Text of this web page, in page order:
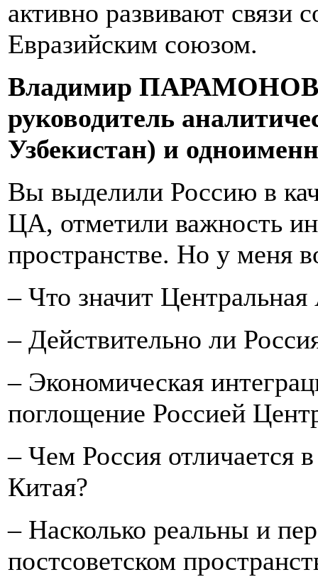
активно развивают связи
Евразийским союзом.
Владимир ПАРАМОНОВ,
руководитель
Узбекистан) и
Вы выделили Россию в
ЦА, отметили важность
пространстве. Но у меня
– Что значит
– Действительно ли
– Экономическая
поглощение Россией
– Чем Россия отличается
Китая?
– Насколько реальны и
постсоветском